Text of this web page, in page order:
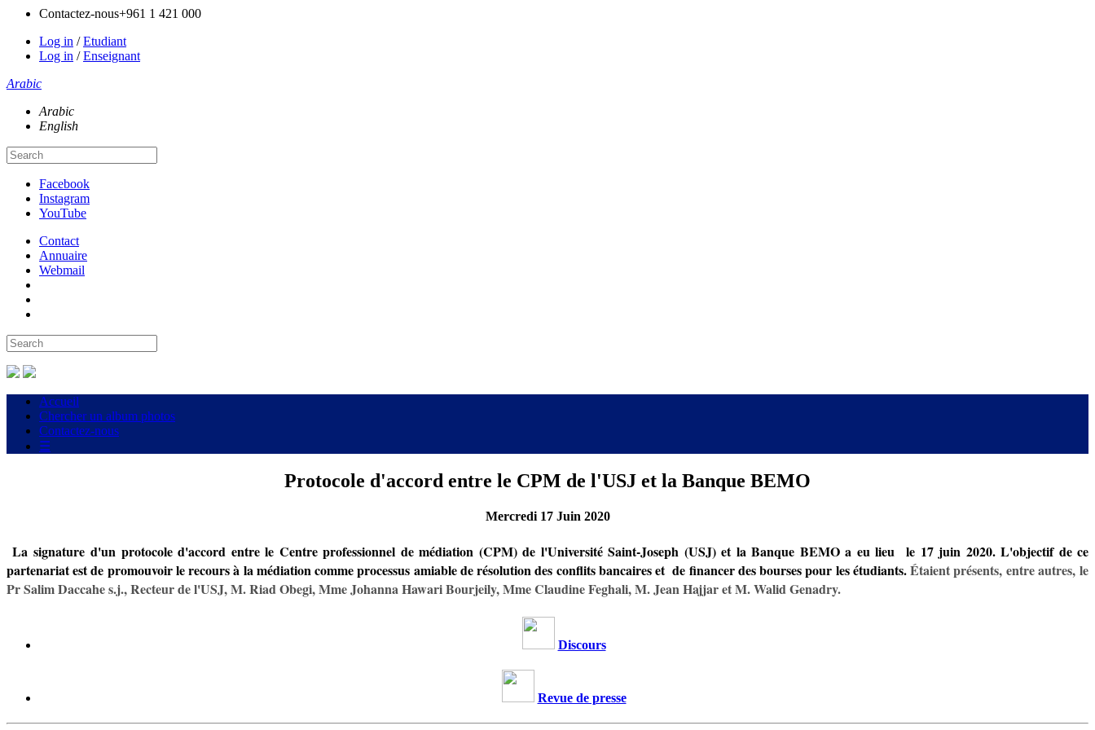
Contactez-nous+961 1 421 000
Log in /Etudiant
Log in /Enseignant
Arabic
Arabic
English
Facebook
Instagram
YouTube
Contact
Annuaire
Webmail
Accueil
Chercher un album photos
Contactez-nous
☰
Protocole d'accord entre le CPM de l'USJ et la Banque BEMO
Mercredi 17 Juin 2020
La signature d'un protocole d'accord entre le Centre professionnel de médiation (CPM) de l'Université Saint-Joseph (USJ) et la Banque BEMO a eu lieu le 17 juin 2020. L'objectif de ce
partenariat est de promouvoir le recours à la médiation comme processus amiable de résolution des conflits bancaires et de financer des bourses pour les étudiants.Étaient présents, entre autres, le
Pr Salim Daccahe s.j., Recteur de l'USJ, M. Riad Obegi, Mme Johanna Hawari Bourjeily, Mme Claudine Feghali, M. Jean Hajjar et M. Walid Genadry.
Discours
Revue de presse